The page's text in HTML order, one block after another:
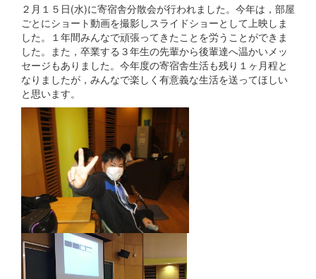
２月１５日(水)に寄宿舎分散会が行われました。今年は，部屋
ごとにショート動画を撮影しスライドショーとして上映しま
した。１年間みんなで頑張ってきたことを労うことができま
した。また，卒業する３年生の先輩から後輩達へ温かいメッ
セージもありました。今年度の寄宿舎生活も残り１ヶ月程と
なりましたが，みんなで楽しく有意義な生活を送ってほしい
と思います。